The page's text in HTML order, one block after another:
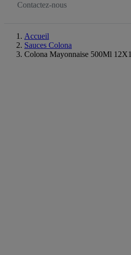
Contactez-nous
Accueil
Sauces Colona
Colona Mayonnaise 500Ml 12X1